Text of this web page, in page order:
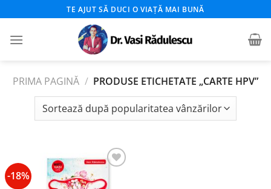
to
content
TE AJUT SĂ DUCI O VIAȚĂ MAI BUNĂ
PRIMA PAGINĂ / PRODUSE ETICHETATE „CARTE HPV”
-18%
wishlist